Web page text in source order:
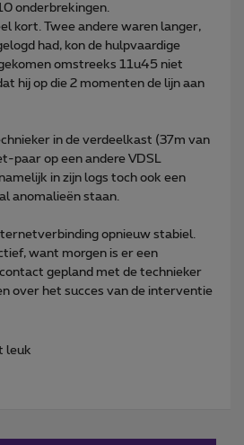
onderbrekingen.
kort. Twee andere waren langer,
had, kon de hulpvaardige
omstreeks 11u45 niet
hij op die 2 momenten de lijn aan
in de verdeelkast (37m van
paar op een andere VDSL
in zijn logs toch ook een
anomalieën staan.
opnieuw stabiel.
want morgen is er een
gepland met de technieker
over het succes van de interventie
leuk